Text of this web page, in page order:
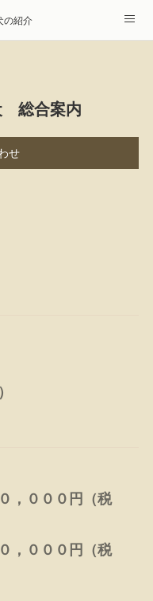
の紹介
表記
総合案内
せ
０円（税
０円（税